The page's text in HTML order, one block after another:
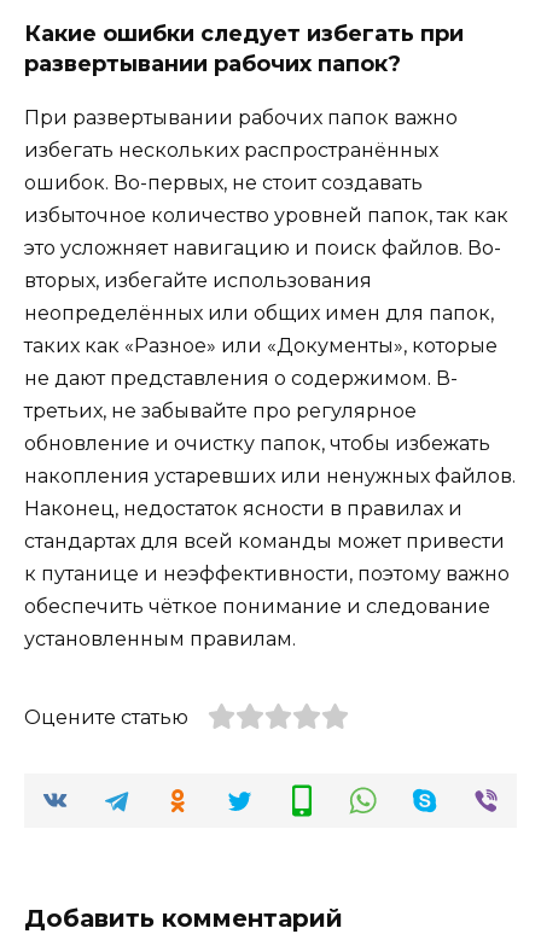
Какие ошибки следует избегать при
развертывании рабочих папок?
При развертывании рабочих папок важно
избегать нескольких распространённых
ошибок. Во-первых, не стоит создавать
избыточное количество уровней папок, так как
это усложняет навигацию и поиск файлов. Во-
вторых, избегайте использования
неопределённых или общих имен для папок,
таких как «Разное» или «Документы», которые
не дают представления о содержимом. В-
третьих, не забывайте про регулярное
обновление и очистку папок, чтобы избежать
накопления устаревших или ненужных файлов.
Наконец, недостаток ясности в правилах и
стандартах для всей команды может привести
к путанице и неэффективности, поэтому важно
обеспечить чёткое понимание и следование
установленным правилам.
Оцените статью
Добавить комментарий